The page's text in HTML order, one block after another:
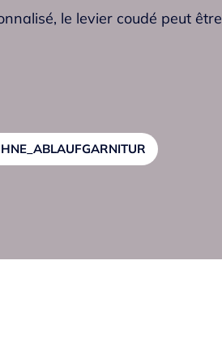
le levier coudé peut être
M 35 OP
de sortie et la température